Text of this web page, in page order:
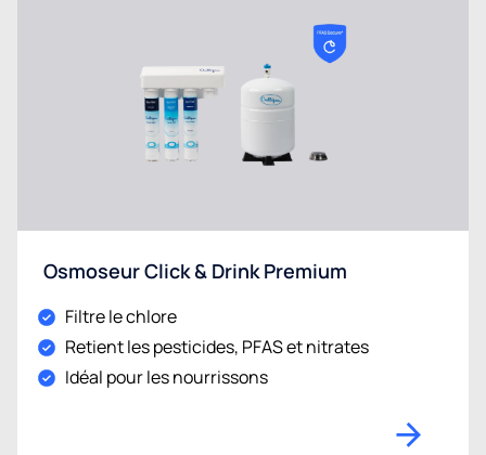
Osmoseur Click & Drink Premium
Filtre le chlore
Retient les pesticides, PFAS et nitrates
Idéal pour les nourrissons